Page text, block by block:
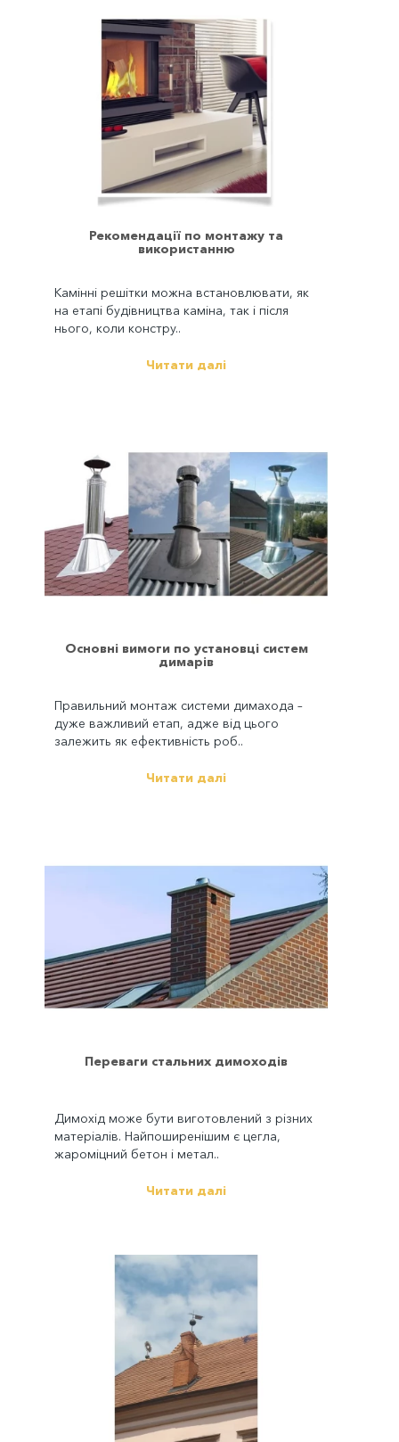
Рекомендації по монтажу та
використанню
Камінні решітки можна встановлювати, як
на етапі будівництва каміна, так і після
нього, коли констру..
Читати далі
Основні вимоги по установці систем
димарів
Правильний монтаж системи димахода –
дуже важливий етап, адже від цього
залежить як ефективність роб..
Читати далі
Переваги стальних димоходів
Димохід може бути виготовлений з різних
матеріалів. Найпоширенішим є цегла,
жароміцний бетон і метал..
Читати далі